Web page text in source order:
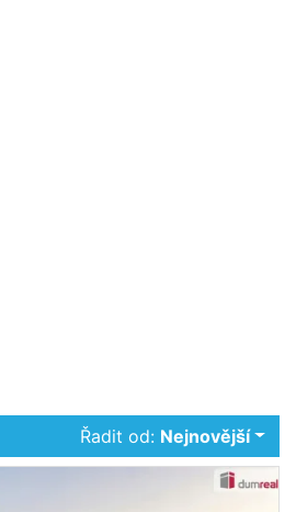
Řadit od: Nejnovější